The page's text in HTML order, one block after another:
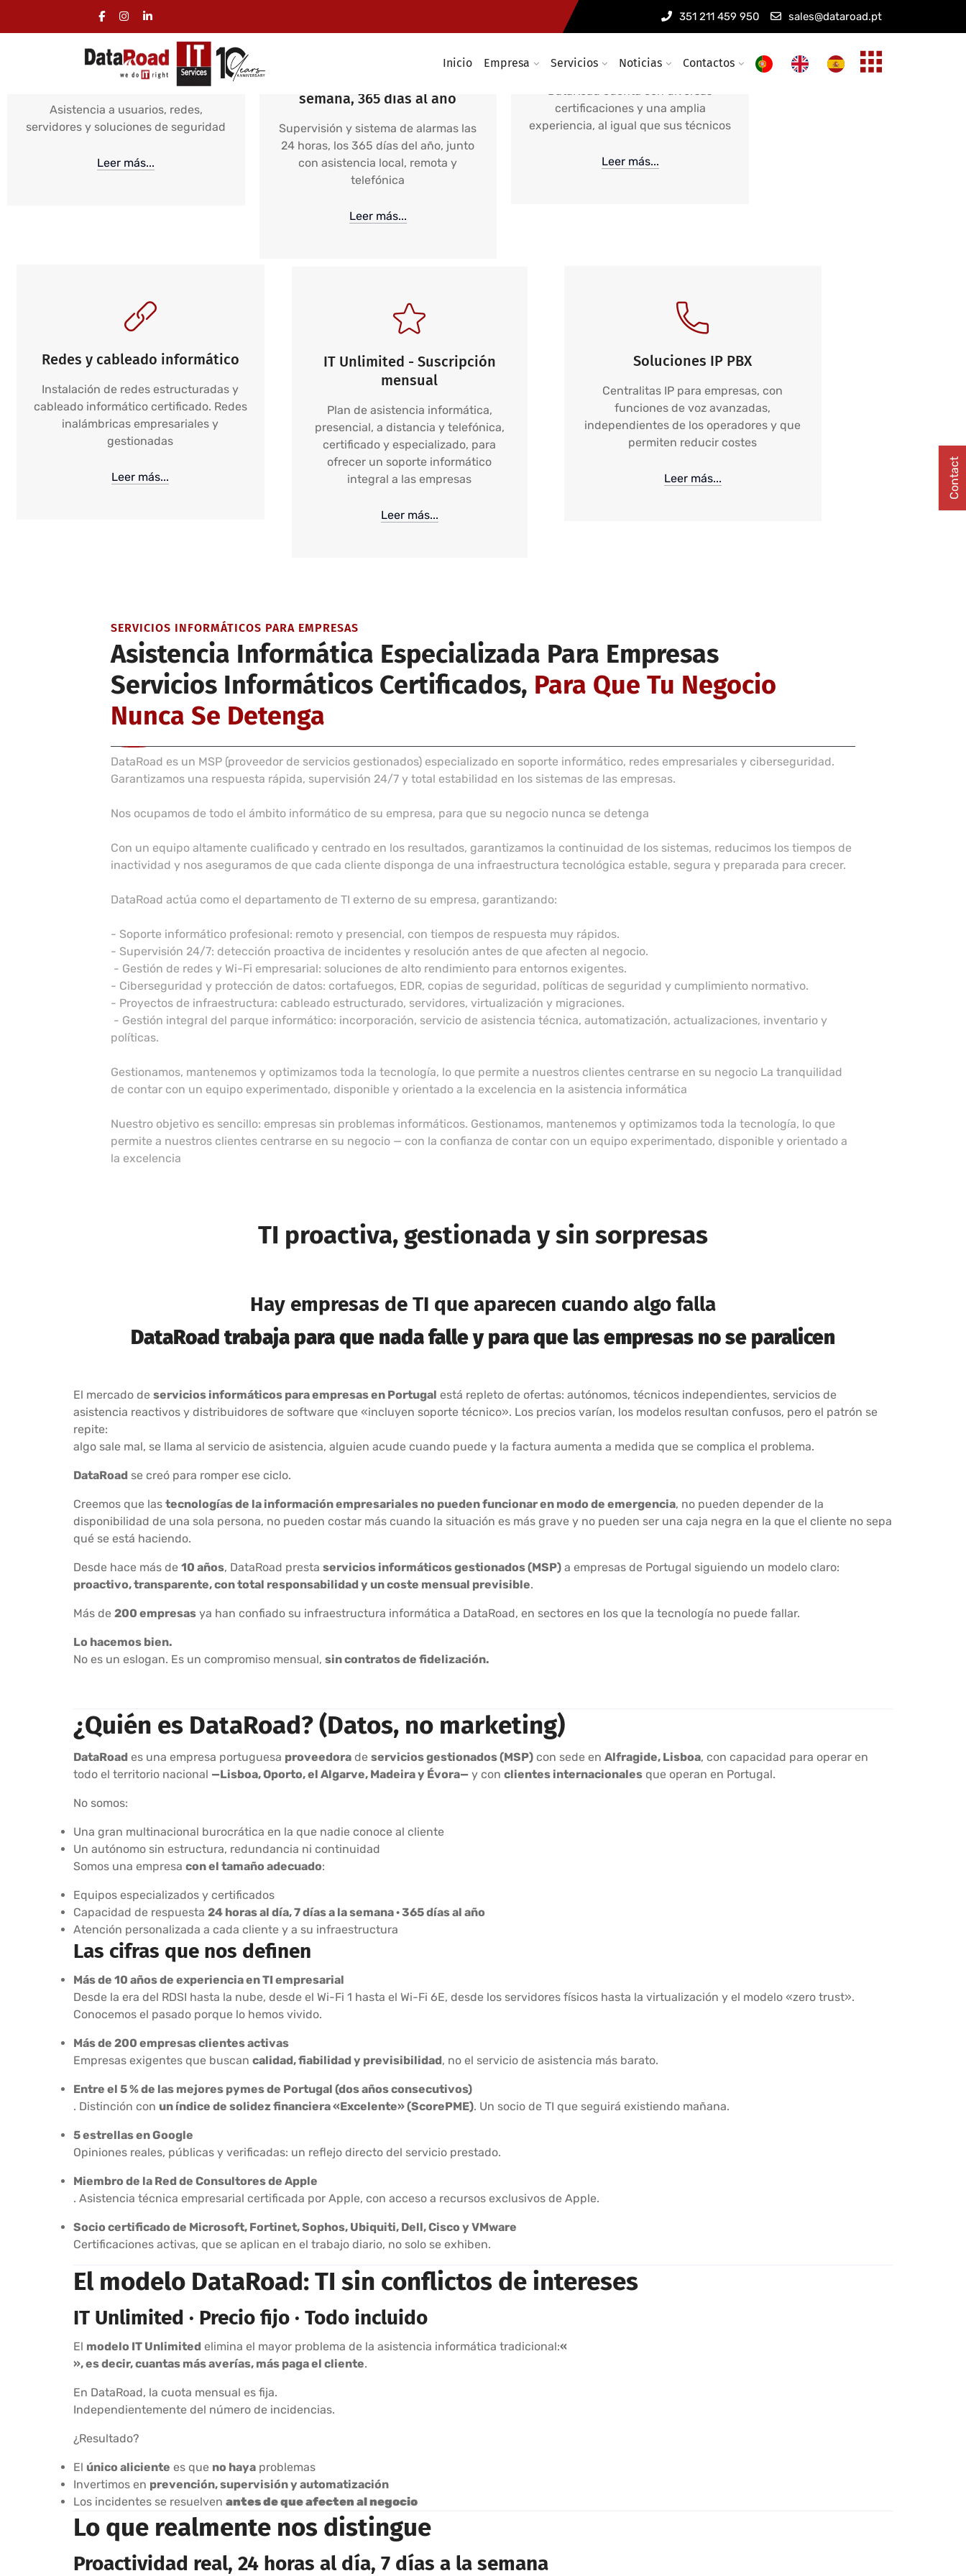
351 211 459 950 sales@dataroad.pt
Inicio Empresa Servicios Noticias Contactos
Asistencia y soporte
informático para empresas
Asistencia a usuarios, redes,
servidores y soluciones de seguridad
Leer más...
Asistencia informática 24
semana, 365 días al año
Supervisión y sistema de alarmas las
24 horas, los 365 días del año, junto
con asistencia local, remota y
telefónica
Leer más...
Servicios de TI certificados
certificaciones y una amplia
experiencia, al igual que sus técnicos
Leer más...
Redes y cableado informático
Instalación de redes estructuradas y
cableado informático certificado. Redes
inalámbricas empresariales y
gestionadas
Leer más...
IT Unlimited - Suscripción
mensual
Plan de asistencia informática,
presencial, a distancia y telefónica,
certificado y especializado, para
ofrecer un soporte informático
integral a las empresas
Leer más...
Soluciones IP PBX
Centralitas IP para empresas, con
funciones de voz avanzadas,
independientes de los operadores y que
permiten reducir costes
Leer más...
SERVICIOS INFORMÁTICOS PARA EMPRESAS
Asistencia Informática Especializada Para Empresas
Servicios Informáticos Certificados, Para Que Tu Negocio
Nunca Se Detenga
DataRoad es un MSP (proveedor de servicios gestionados) especializado en soporte informático, redes empresariales y ciberseguridad.
Garantizamos una respuesta rápida, supervisión 24/7 y total estabilidad en los sistemas de las empresas.
Nos ocupamos de todo el ámbito informático de su empresa, para que su negocio nunca se detenga
Con un equipo altamente cualificado y centrado en los resultados, garantizamos la continuidad de los sistemas, reducimos los tiempos de
inactividad y nos aseguramos de que cada cliente disponga de una infraestructura tecnológica estable, segura y preparada para crecer.
DataRoad actúa como el departamento de TI externo de su empresa, garantizando:
- Soporte informático profesional: remoto y presencial, con tiempos de respuesta muy rápidos.
- Supervisión 24/7: detección proactiva de incidentes y resolución antes de que afecten al negocio.
- Gestión de redes y Wi-Fi empresarial: soluciones de alto rendimiento para entornos exigentes.
- Ciberseguridad y protección de datos: cortafuegos, EDR, copias de seguridad, políticas de seguridad y cumplimiento normativo.
- Proyectos de infraestructura: cableado estructurado, servidores, virtualización y migraciones.
- Gestión integral del parque informático: incorporación, servicio de asistencia técnica, automatización, actualizaciones, inventario y
políticas.
Gestionamos, mantenemos y optimizamos toda la tecnología, lo que permite a nuestros clientes centrarse en su negocio La tranquilidad
de contar con un equipo experimentado, disponible y orientado a la excelencia en la asistencia informática
Nuestro objetivo es sencillo: empresas sin problemas informáticos. Gestionamos, mantenemos y optimizamos toda la tecnología, lo que
permite a nuestros clientes centrarse en su negocio — con la confianza de contar con un equipo experimentado, disponible y orientado a
la excelencia
TI proactiva, gestionada y sin sorpresas
Hay empresas de TI que aparecen cuando algo falla
DataRoad trabaja para que nada falle y para que las empresas no se paralicen
El mercado de servicios informáticos para empresas en Portugal está repleto de ofertas: autónomos, técnicos independientes, servicios de
asistencia reactivos y distribuidores de software que «incluyen soporte técnico». Los precios varían, los modelos resultan confusos, pero el patrón se
repite:
algo sale mal, se llama al servicio de asistencia, alguien acude cuando puede y la factura aumenta a medida que se complica el problema.
DataRoad se creó para romper ese ciclo.
Creemos que las tecnologías de la información empresariales no pueden funcionar en modo de emergencia, no pueden depender de la
disponibilidad de una sola persona, no pueden costar más cuando la situación es más grave y no pueden ser una caja negra en la que el cliente no sepa
qué se está haciendo.
Desde hace más de 10 años, DataRoad presta servicios informáticos gestionados (MSP) a empresas de Portugal siguiendo un modelo claro:
proactivo, transparente, con total responsabilidad y un coste mensual previsible.
Más de 200 empresas ya han confiado su infraestructura informática a DataRoad, en sectores en los que la tecnología no puede fallar.
Lo hacemos bien.
No es un eslogan. Es un compromiso mensual, sin contratos de fidelización.
¿Quién es DataRoad? (Datos, no marketing)
DataRoad es una empresa portuguesa proveedora de servicios gestionados (MSP) con sede en Alfragide, Lisboa, con capacidad para operar en
todo el territorio nacional —Lisboa, Oporto, el Algarve, Madeira y Évora— y con clientes internacionales que operan en Portugal.
No somos:
Una gran multinacional burocrática en la que nadie conoce al cliente
Un autónomo sin estructura, redundancia ni continuidad
Somos una empresa con el tamaño adecuado:
Equipos especializados y certificados
Capacidad de respuesta 24 horas al día, 7 días a la semana · 365 días al año
Atención personalizada a cada cliente y a su infraestructura
Las cifras que nos definen
Más de 10 años de experiencia en TI empresarial
Desde la era del RDSI hasta la nube, desde el Wi-Fi 1 hasta el Wi-Fi 6E, desde los servidores físicos hasta la virtualización y el modelo «zero trust».
Conocemos el pasado porque lo hemos vivido.
Más de 200 empresas clientes activas
Empresas exigentes que buscan calidad, fiabilidad y previsibilidad, no el servicio de asistencia más barato.
Entre el 5 % de las mejores pymes de Portugal (dos años consecutivos)
. Distinción con un índice de solidez financiera «Excelente» (ScorePME). Un socio de TI que seguirá existiendo mañana.
5 estrellas en Google
Opiniones reales, públicas y verificadas: un reflejo directo del servicio prestado.
Miembro de la Red de Consultores de Apple
. Asistencia técnica empresarial certificada por Apple, con acceso a recursos exclusivos de Apple.
Socio certificado de Microsoft, Fortinet, Sophos, Ubiquiti, Dell, Cisco y VMware
Certificaciones activas, que se aplican en el trabajo diario, no solo se exhiben.
El modelo DataRoad: TI sin conflictos de intereses
IT Unlimited · Precio fijo · Todo incluido
El modelo IT Unlimited elimina el mayor problema de la asistencia informática tradicional:«
», es decir, cuantas más averías, más paga el cliente.
En DataRoad, la cuota mensual es fija.
Independientemente del número de incidencias.
¿Resultado?
El único aliciente es que no haya problemas
Invertimos en prevención, supervisión y automatización
Los incidentes se resuelven antes de que afecten al negocio
Lo que realmente nos distingue
Proactividad real, 24 horas al día, 7 días a la semana
Contact